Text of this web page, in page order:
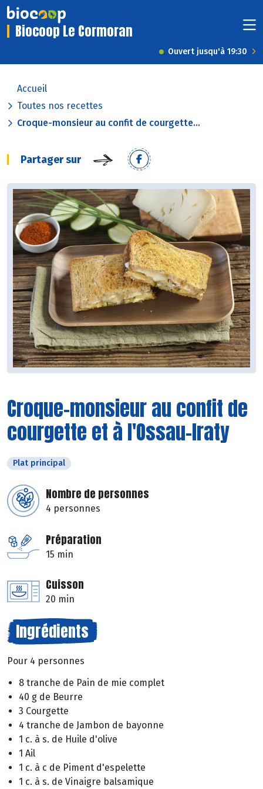
Biocoop Le Cormoran
Ouvert jusqu'à 19:30
Accueil
Toutes nos recettes
Croque-monsieur au confit de courgette...
Partager sur
Croque-monsieur au confit de
courgette et à l'Ossau-Iraty
Plat principal
Nombre de personnes
4 personnes
Préparation
15 min
Cuisson
20 min
Ingrédients
Pour 4 personnes
8 tranche de Pain de mie complet
40 g de Beurre
3 Courgette
4 tranche de Jambon de bayonne
1 c. à s. de Huile d'olive
1 Ail
1 c. à c de Piment d'espelette
1 c. à s. de Vinaigre balsamique